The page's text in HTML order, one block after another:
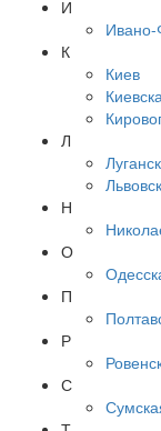
И
Ивано-
К
Киев
Л
Н
О
П
Р
С